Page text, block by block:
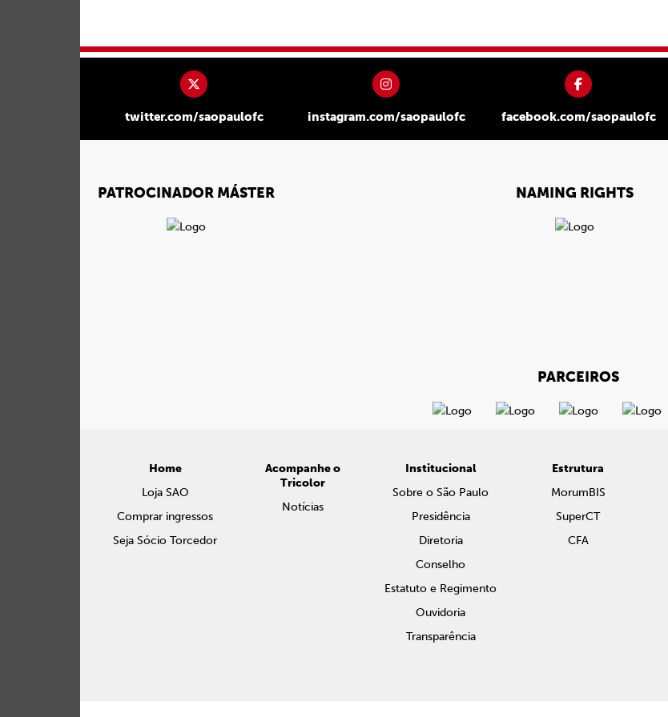
twitter.com/saopaulofc instagram.com/saopaulofc facebook.com/saopaulofc
PATROCINADOR MÁSTER NAMING RIGHTS
PARCEIROS
Home
Loja SAO
Comprar ingressos
Seja Sócio Torcedor
Acompanhe o
Tricolor
Notícias
Institucional
Sobre o São Paulo
Presidência
Diretoria
Conselho
Estatuto e Regimento
Ouvidoria
Transparência
Estrutura
MorumBIS
SuperCT
CFA